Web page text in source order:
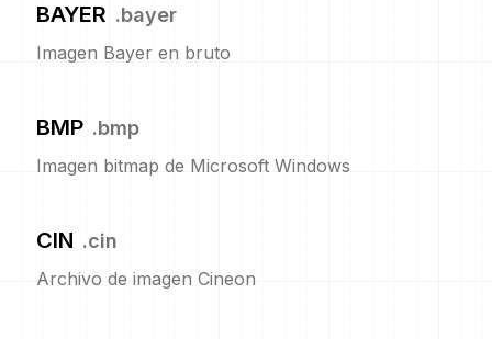
BAYER .bayer
Imagen Bayer en bruto
BMP .bmp
Imagen bitmap de Microsoft Windows
CIN .cin
Archivo de imagen Cineon